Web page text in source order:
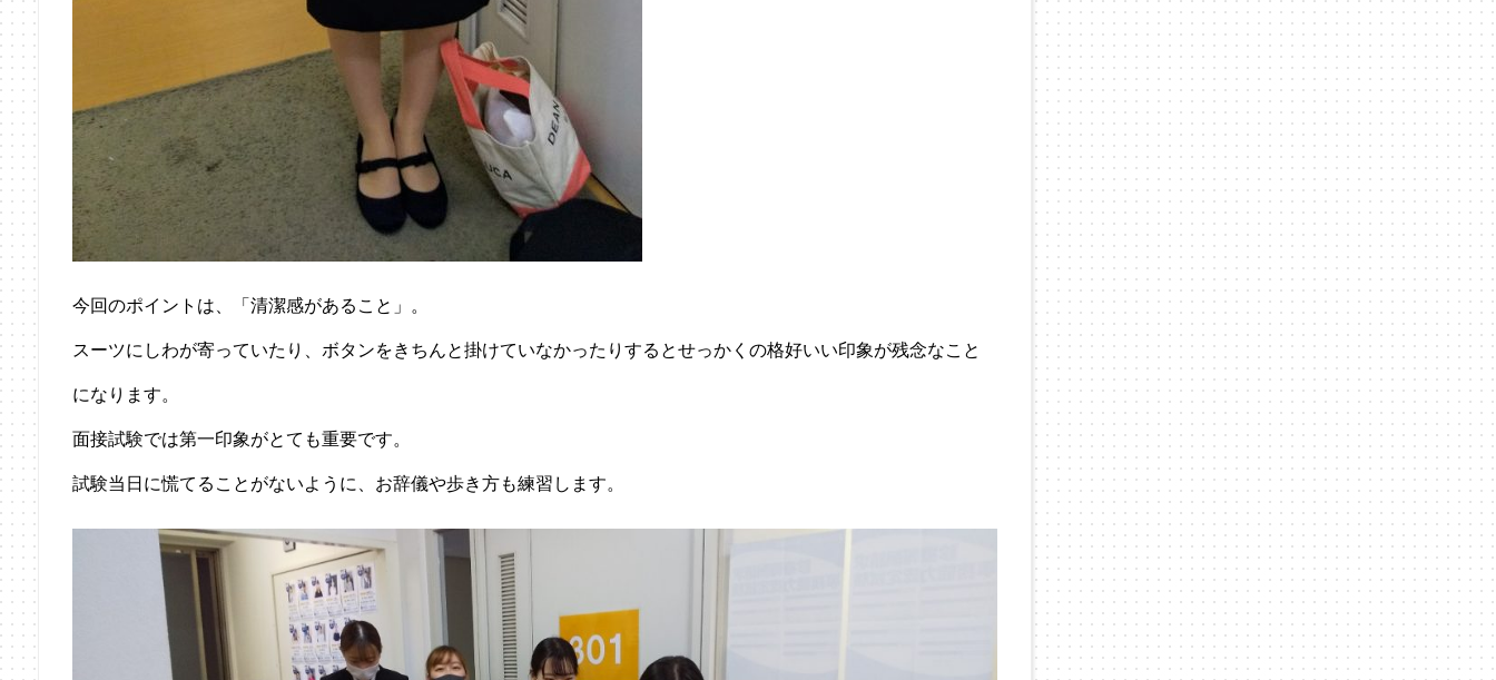
今回のポイントは、「清潔感があること」。
スーツにしわが寄っていたり、ボタンをきちんと掛けていなかったりするとせっかくの格好いい印象が残念なこと
になります。
面接試験では第一印象がとても重要です。
試験当日に慌てることがないように、お辞儀や歩き方も練習します。